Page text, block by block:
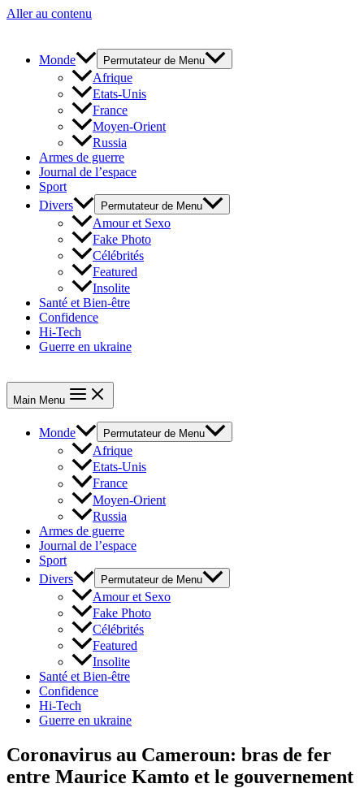
Aller au contenu
Monde Permutateur de Menu
Afrique
Etats-Unis
France
Moyen-Orient
Russia
Armes de guerre
Journal de l’espace
Sport
Divers
Permutateur de Menu
Amour et Sexo
Fake Photo
Célébrités
Featured
Insolite
Santé et Bien-être
Confidence
Hi-Tech
Guerre en ukraine
Main Menu
Monde Permutateur de Menu
Afrique
Etats-Unis
France
Moyen-Orient
Russia
Armes de guerre
Journal de l’espace
Sport
Divers
Permutateur de Menu
Amour et Sexo
Fake Photo
Célébrités
Featured
Insolite
Santé et Bien-être
Confidence
Hi-Tech
Guerre en ukraine
Coronavirus au Cameroun: bras de fer
entre Maurice Kamto et le gouvernement